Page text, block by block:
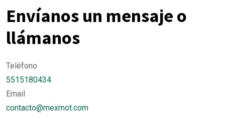
Envíanos un mensaje o
llámanos
Teléfono
5515180434
Email
contacto@mexmot.com